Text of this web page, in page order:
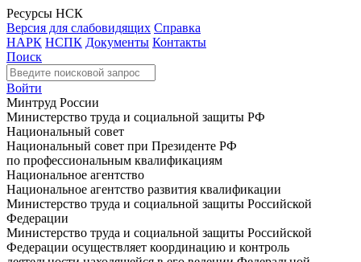
Ресурсы НСК
Версия для слабовидящих Справка
НАРК НСПК Документы Контакты
Поиск
Войти
Минтруд России
Министерство труда и социальной защиты РФ
Национальный совет
Национальный совет при Президенте РФ
по профессиональным квалификациям
Национальное агентство
Национальное агентство развития квалификации
Министерство труда и социальной защиты Российской
Федерации
Министерство труда и социальной защиты Российской
Федерации осуществляет координацию и контроль